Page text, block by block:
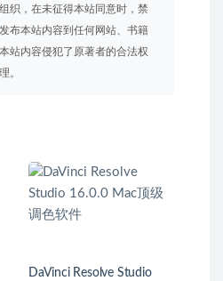
织，在未征得本站同意时，禁
布本站内容到任何网站、书籍
站内容侵犯了原著者的合法权
。
DaVinci Resolve Studio